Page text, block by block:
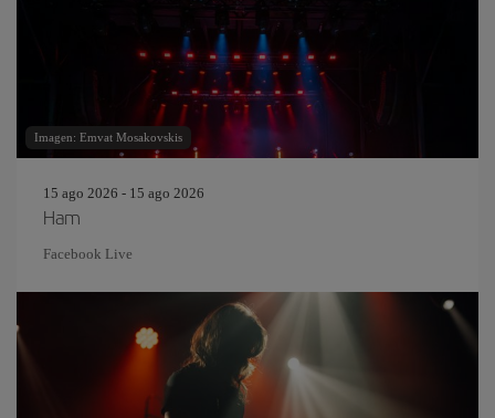
Imagen: Emvat Mosakovskis
15 ago 2026 - 15 ago 2026
Ham
Facebook Live